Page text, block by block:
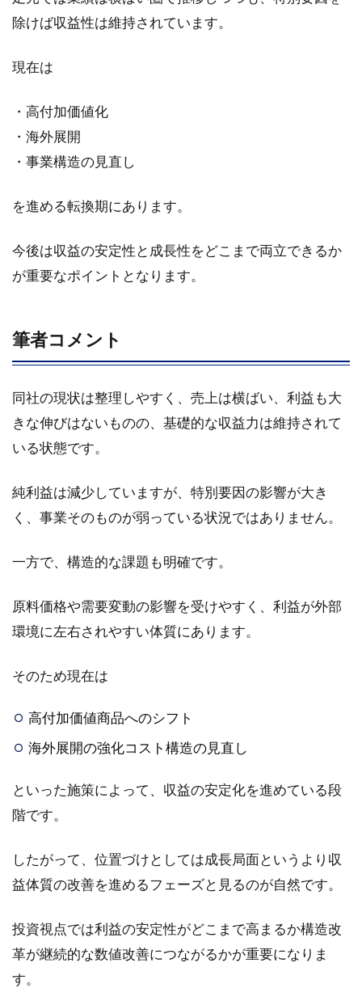
昭和
4.2.1
食品事
業
飼料事
4.3
業績
動向
2025年
3月期の
業績
4.3.2
キャッ
フロー
4.4
2026
年3月
績予
想
4.4.1
予想
4.4.2
今後の
除けば収益性は維持されています。
現在は
・高付加価値化
・海外展開
・事業構造の見直し
を進める転換期にあります。
今後は収益の安定性と成長性をどこまで両立できるか
が重要なポイントとなります。
筆者コメント
同社の現状は整理しやすく、売上は横ばい、利益も大
きな伸びはないものの、基礎的な収益力は維持されて
いる状態です。
純利益は減少していますが、特別要因の影響が大き
く、事業そのものが弱っている状況ではありません。
一方で、構造的な課題も明確です。
原料価格や需要変動の影響を受けやすく、利益が外部
環境に左右されやすい体質にあります。
そのため現在は
高付加価値商品へのシフト
海外展開の強化コスト構造の見直し
といった施策によって、収益の安定化を進めている段
階です。
したがって、位置づけとしては成長局面というより収
益体質の改善を進めるフェーズと見るのが自然です。
投資視点では利益の安定性がどこまで高まるか構造改
革が継続的な数値改善につながるかが重要になりま
す。